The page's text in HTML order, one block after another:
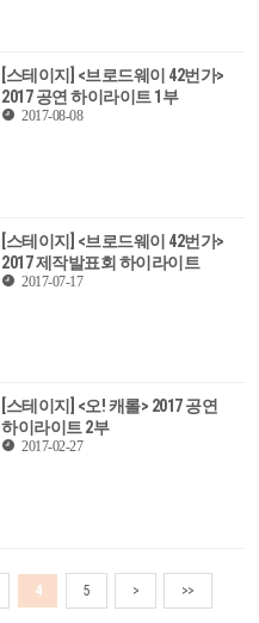
[스테이지] <브로드웨이 42번가>
2017 공연 하이라이트 1부
2017-08-08
[스테이지] <브로드웨이 42번가>
2017 제작발표회 하이라이트
2017-07-17
[스테이지] <오! 캐롤> 2017 공연
하이라이트 2부
2017-02-27
4 5 > >>